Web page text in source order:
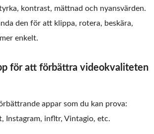
kontrast, mättnad och nyansvärden.
den för att klippa, rotera, beskära,
enkelt.
för att förbättra videokvaliteten
appar som du kan prova:
Instagram, infltr, Vintagio, etc.